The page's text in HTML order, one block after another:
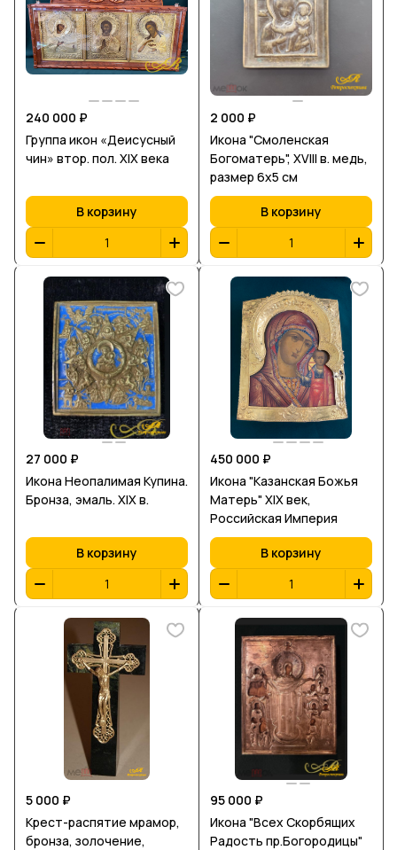
240 000 ₽
Группа икон «Деисусный
чин» втор. пол. ХІХ века
В корзину
2 000 ₽
Икона "Смоленская
Богоматерь", XVIII в. медь,
размер 6х5 см
В корзину
27 000 ₽
Икона Неопалимая Купина.
Бронза, эмаль. XIX в.
В корзину
450 000 ₽
Икона "Казанская Божья
Матерь" XIX век,
Российская Империя
В корзину
5 000 ₽
Крест-распятие мрамор,
бронза, золочение,
95 000 ₽
Икона "Всех Скорбящих
Радость пр.Богородицы"